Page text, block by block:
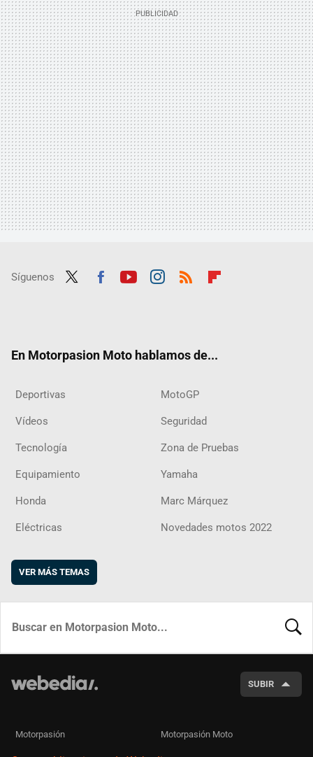
Síguenos
En Motorpasion Moto hablamos de...
Deportivas MotoGP
Vídeos Seguridad
Tecnología Zona de Pruebas
Equipamiento Yamaha
Honda Marc Márquez
Eléctricas Novedades motos 2022
VER MÁS TEMAS
SUBIR
Motorpasión Motorpasión Moto